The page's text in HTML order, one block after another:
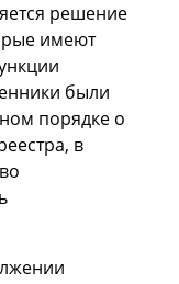
решение
имеют
были
порядке о
в